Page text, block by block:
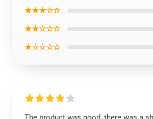
★★★☆☆
★★☆☆☆
★☆☆☆☆